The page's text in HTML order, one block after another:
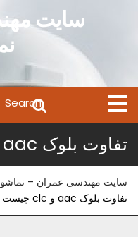
سایت
Open
Menu
for:
تفاوت بلوک aac و clc چیست ؟
سایت مهندسی عمران –
تفاوت بلوک aac و clc چیست ؟